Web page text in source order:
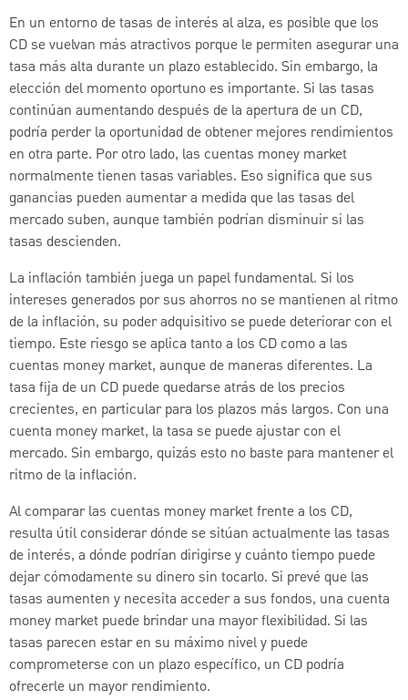
En un entorno de tasas de interés al alza, es posible que los
CD se vuelvan más atractivos porque le permiten asegurar una
tasa más alta durante un plazo establecido. Sin embargo, la
elección del momento oportuno es importante. Si las tasas
continúan aumentando después de la apertura de un CD,
podría perder la oportunidad de obtener mejores rendimientos
en otra parte. Por otro lado, las cuentas money market
normalmente tienen tasas variables. Eso significa que sus
ganancias pueden aumentar a medida que las tasas del
mercado suben, aunque también podrían disminuir si las
tasas descienden.
La inflación también juega un papel fundamental. Si los
intereses generados por sus ahorros no se mantienen al ritmo
de la inflación, su poder adquisitivo se puede deteriorar con el
tiempo. Este riesgo se aplica tanto a los CD como a las
cuentas money market, aunque de maneras diferentes. La
tasa fija de un CD puede quedarse atrás de los precios
crecientes, en particular para los plazos más largos. Con una
cuenta money market, la tasa se puede ajustar con el
mercado. Sin embargo, quizás esto no baste para mantener el
ritmo de la inflación.
Al comparar las cuentas money market frente a los CD,
resulta útil considerar dónde se sitúan actualmente las tasas
de interés, a dónde podrían dirigirse y cuánto tiempo puede
dejar cómodamente su dinero sin tocarlo. Si prevé que las
tasas aumenten y necesita acceder a sus fondos, una cuenta
money market puede brindar una mayor flexibilidad. Si las
tasas parecen estar en su máximo nivel y puede
comprometerse con un plazo específico, un CD podría
ofrecerle un mayor rendimiento.